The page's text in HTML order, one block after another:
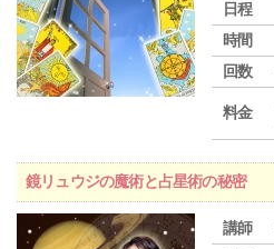
日程
時間
回数
料金
鏡リュウジの魔術と占星術の秘密
講師